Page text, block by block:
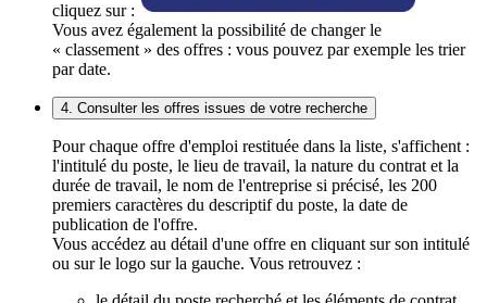
cliquez sur :
Vous avez également la possibilité de changer le
« classement » des offres : vous pouvez par exemple les trier
par date.
4. Consulter les offres issues de votre recherche
Pour chaque offre d'emploi restituée dans la liste, s'affichent :
l'intitulé du poste, le lieu de travail, la nature du contrat et la
durée de travail, le nom de l'entreprise si précisé, les 200
premiers caractères du descriptif du poste, la date de
publication de l'offre.
Vous accédez au détail d'une offre en cliquant sur son intitulé
ou sur le logo sur la gauche. Vous retrouvez :